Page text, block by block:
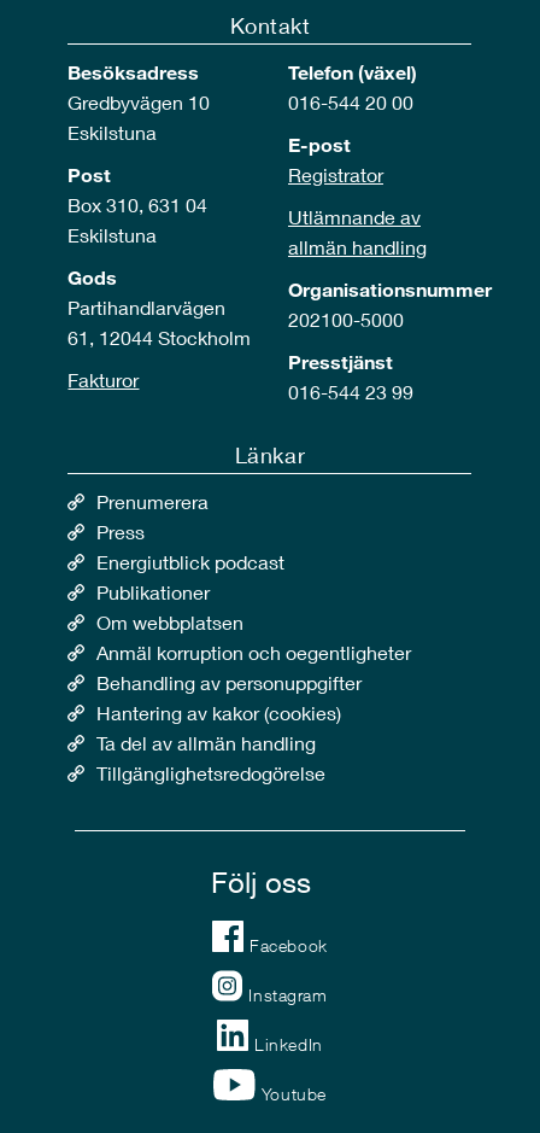
Kontakt
Besöksadress
Gredbyvägen 10
Eskilstuna
Post
Box 310, 631 04
Eskilstuna
Gods
Partihandlarvägen
61, 12044 Stockholm
Fakturor
Telefon (växel)
016-544 20 00
E-post
Registrator
Utlämnande av
allmän handling
Organisationsnummer
202100-5000
Presstjänst
016-544 23 99
Länkar
Prenumerera
Press
Energiutblick podcast
Publikationer
Om webbplatsen
Anmäl korruption och oegentligheter
Behandling av personuppgifter
Hantering av kakor (cookies)
Ta del av allmän handling
Tillgänglighetsredogörelse
Följ oss
Facebook
Instagram
LinkedIn
Youtube